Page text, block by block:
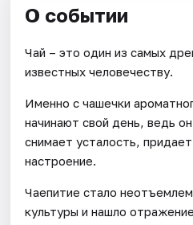
О событии
Чай – это один из самых
известных человечеству.
Именно с чашечки
начинают свой день, ведь
снимает усталость,
настроение.
Чаепитие стало
культуры и нашло